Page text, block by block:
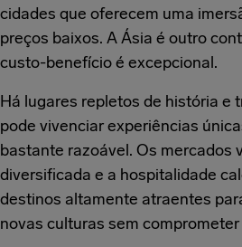
cidades que oferecem uma
preços baixos. A Ásia é outro
custo-benefício é excepcional.
Há lugares repletos de história e
pode vivenciar experiências
bastante razoável. Os mercados
diversificada e a hospitalidade
destinos altamente atraentes
novas culturas sem